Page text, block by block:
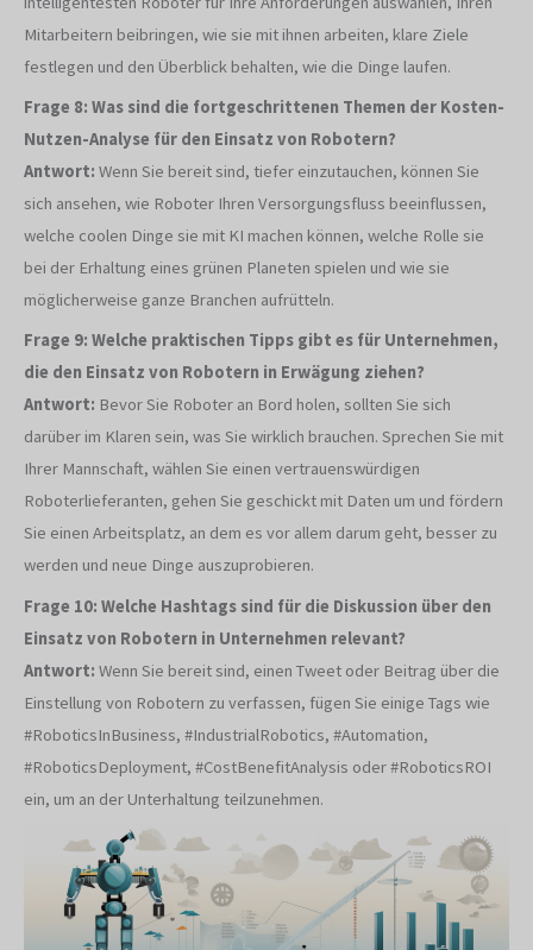
Mitarbeitern beibringen, wie sie mit ihnen arbeiten, klare Ziele
festlegen und den Überblick behalten, wie die Dinge laufen.
Frage 8: Was sind die fortgeschrittenen Themen der Kosten-
Nutzen-Analyse für den Einsatz von Robotern?
Antwort: Wenn Sie bereit sind, tiefer einzutauchen, können Sie
sich ansehen, wie Roboter Ihren Versorgungsfluss beeinflussen,
welche coolen Dinge sie mit KI machen können, welche Rolle sie
bei der Erhaltung eines grünen Planeten spielen und wie sie
möglicherweise ganze Branchen aufrütteln.
Frage 9: Welche praktischen Tipps gibt es für Unternehmen,
die den Einsatz von Robotern in Erwägung ziehen?
Antwort: Bevor Sie Roboter an Bord holen, sollten Sie sich
darüber im Klaren sein, was Sie wirklich brauchen. Sprechen Sie mit
Ihrer Mannschaft, wählen Sie einen vertrauenswürdigen
Roboterlieferanten, gehen Sie geschickt mit Daten um und fördern
Sie einen Arbeitsplatz, an dem es vor allem darum geht, besser zu
werden und neue Dinge auszuprobieren.
Frage 10: Welche Hashtags sind für die Diskussion über den
Einsatz von Robotern in Unternehmen relevant?
Antwort: Wenn Sie bereit sind, einen Tweet oder Beitrag über die
Einstellung von Robotern zu verfassen, fügen Sie einige Tags wie
#RoboticsInBusiness, #IndustrialRobotics, #Automation,
#RoboticsDeployment, #CostBenefitAnalysis oder #RoboticsROI
ein, um an der Unterhaltung teilzunehmen.